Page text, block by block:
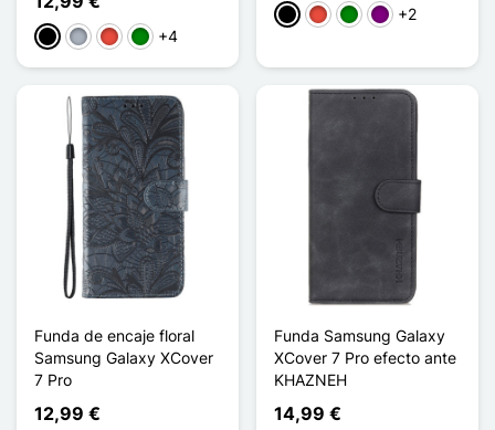
NegroGris RojoVerde
+4
NegroRojoVerdePúrpura
+2
Funda de encaje floral
Samsung Galaxy XCover
7 Pro
12,99 €
Funda Samsung Galaxy
XCover 7 Pro efecto ante
KHAZNEH
14,99 €